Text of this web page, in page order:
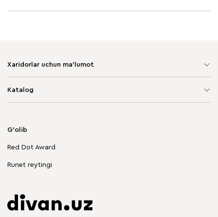
Xaridorlar uchun ma'lumot
Katalog
G'olib
Red Dot Award
Runet reytingi